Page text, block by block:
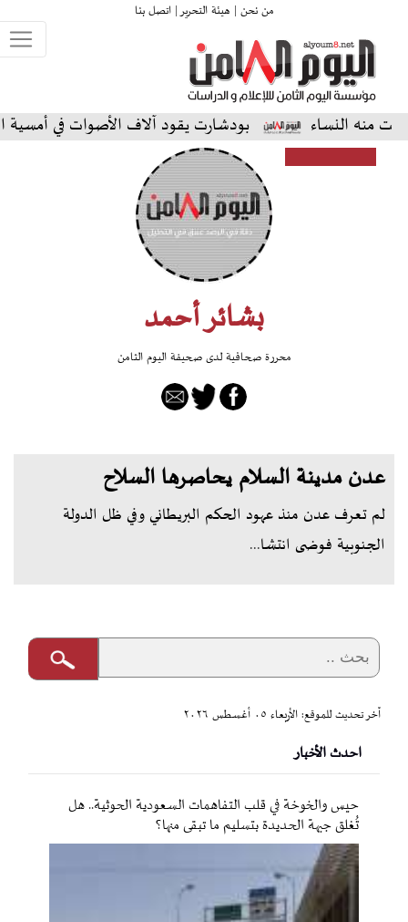
من نحن | هيئة التحرير |اتصل بنا
بودشارت يقود آلاف الأصوات في أمسية
بشائر أحمد
محررة صحافية لدى صحيفة اليوم الثامن
عدن مدينة السلام يحاصرها السلاح
لم تعرف عدن منذ عهود الحكم البريطاني وفي ظل الدولة
الجنوبية فوضى انتشا...
آخر تحديث للموقع: الأربعاء ٠٥ أغسطس ٢٠٢٦
احدث الأخبار
حيس والخوخة في قلب التفاهمات السعودية الحوثية.. هل
تُغلق جبهة الحديدة بتسليم ما تبقى منها؟